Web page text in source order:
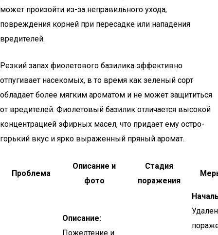
может произойти из-за неправильного ухода,
повреждения корней при пересадке или нападения
вредителей.
Резкий запах фиолетового базилика эффективно
отпугивает насекомых, в то время как зеленый сорт
обладает более мягким ароматом и не может защититься
от вредителей. Фиолетовый базилик отличается высокой
концентрацией эфирных масел, что придает ему остро-
горький вкус и ярко выраженный пряный аромат.
Проблема
Описание и
фото
Стадия
поражения
Описание:
Пожелтение и